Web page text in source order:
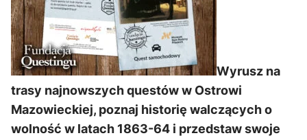
Wyrusz na
trasy najnowszych questów w Ostrowi
Mazowieckiej, poznaj historię walczących o
wolność w latach 1863-64 i przedstaw swoje